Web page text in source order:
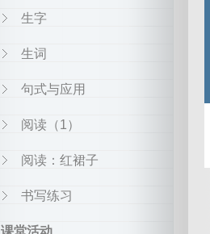
生字
生词
句式与应用
阅读（1）
阅读：红裙子
书写练习
课堂活动